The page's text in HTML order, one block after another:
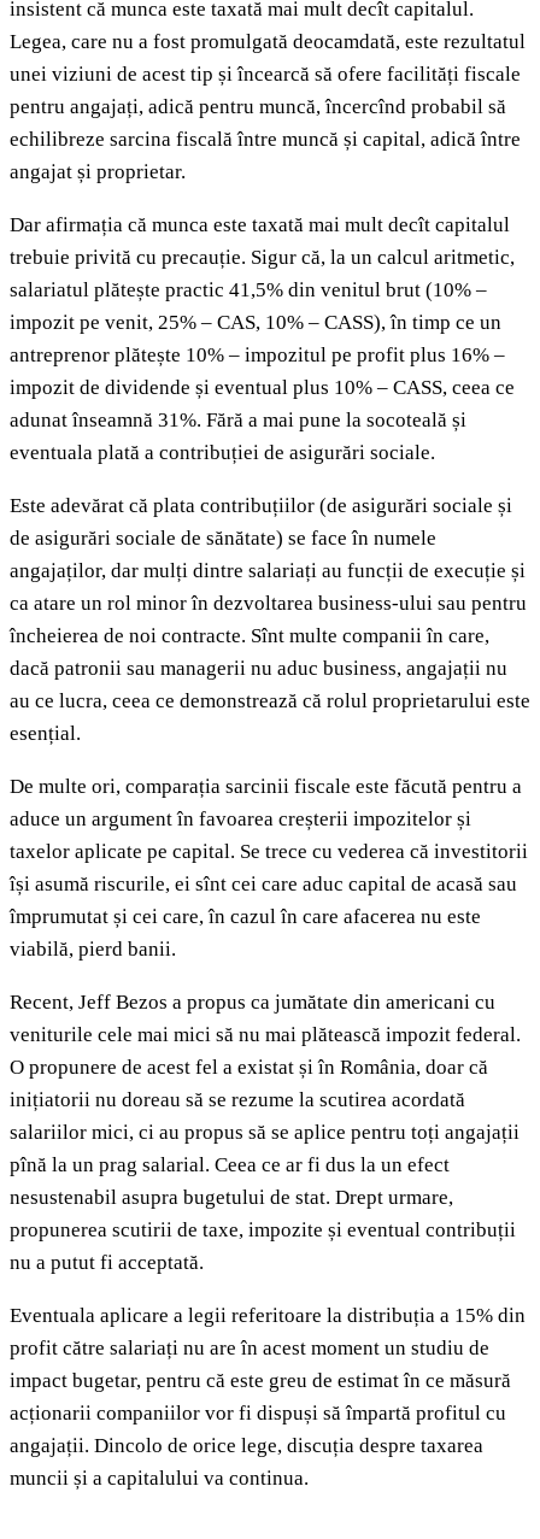
insistent că munca este taxată mai mult decît capitalul.
Legea, care nu a fost promulgată deocamdată, este rezultatul
unei viziuni de acest tip și încearcă să ofere facilități fiscale
pentru angajați, adică pentru muncă, încercînd probabil să
echilibreze sarcina fiscală între muncă și capital, adică între
angajat și proprietar.
Dar afirmația că munca este taxată mai mult decît capitalul
trebuie privită cu precauție. Sigur că, la un calcul aritmetic,
salariatul plătește practic 41,5% din venitul brut (10% –
impozit pe venit, 25% – CAS, 10% – CASS), în timp ce un
antreprenor plătește 10% – impozitul pe profit plus 16% –
impozit de dividende și eventual plus 10% – CASS, ceea ce
adunat înseamnă 31%. Fără a mai pune la socoteală și
eventuala plată a contribuției de asigurări sociale.
Este adevărat că plata contribuțiilor (de asigurări sociale și
de asigurări sociale de sănătate) se face în numele
angajaților, dar mulți dintre salariați au funcții de execuție și
ca atare un rol minor în dezvoltarea business-ului sau pentru
încheierea de noi contracte. Sînt multe companii în care,
dacă patronii sau managerii nu aduc business, angajații nu
au ce lucra, ceea ce demonstrează că rolul proprietarului este
esențial.
De multe ori, comparația sarcinii fiscale este făcută pentru a
aduce un argument în favoarea creșterii impozitelor și
taxelor aplicate pe capital. Se trece cu vederea că investitorii
își asumă riscurile, ei sînt cei care aduc capital de acasă sau
împrumutat și cei care, în cazul în care afacerea nu este
viabilă, pierd banii.
Recent, Jeff Bezos a propus ca jumătate din americani cu
veniturile cele mai mici să nu mai plătească impozit federal.
O propunere de acest fel a existat și în România, doar că
inițiatorii nu doreau să se rezume la scutirea acordată
salariilor mici, ci au propus să se aplice pentru toți angajații
pînă la un prag salarial. Ceea ce ar fi dus la un efect
nesustenabil asupra bugetului de stat. Drept urmare,
propunerea scutirii de taxe, impozite și eventual contribuții
nu a putut fi acceptată.
Eventuala aplicare a legii referitoare la distribuția a 15% din
profit către salariați nu are în acest moment un studiu de
impact bugetar, pentru că este greu de estimat în ce măsură
acționarii companiilor vor fi dispuși să împartă profitul cu
angajații. Dincolo de orice lege, discuția despre taxarea
muncii și a capitalului va continua.